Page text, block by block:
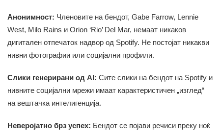
Анонимност: Членовите на бендот, Gabe Farrow, Lennie
West, Milo Rains и Orion ‘Rio’ Del Mar, немаат никаков
дигитален отпечаток надвор од Spotify. Не постојат никакви
нивни фотографии или социјални профили.
Слики генерирани од AI: Сите слики на бендот на Spotify и
нивните социјални мрежи имаат карактеристичен „изглед“
на вештачка интелигенција.
Неверојатно брз успех: Бендот се појави речиси преку ноќ